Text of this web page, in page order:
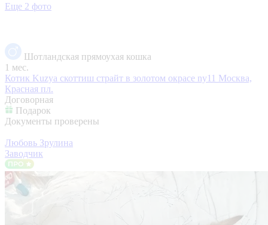
Еще 2 фото
Шотландская прямоухая кошка
1 мес.
Котик Kuzya скоттиш страйт в золотом окрасе ny11 Москва,
Красная пл.
Договорная
Подарок
Документы проверены
Любовь Зрулина
Заводчик